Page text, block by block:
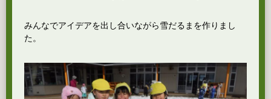
みんなでアイデアを出し合いながら雪だるまを作りまし
た。